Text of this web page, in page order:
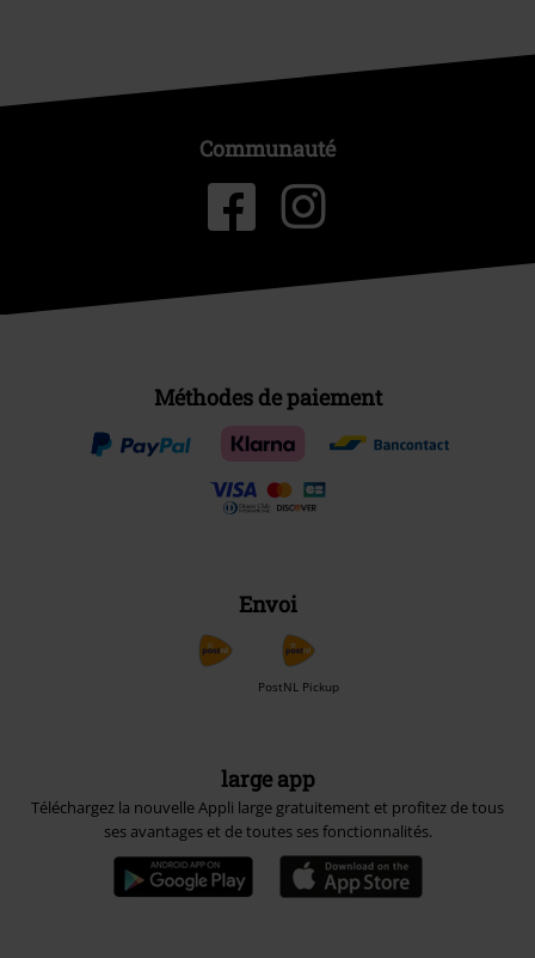
Communauté
Méthodes de paiement
Envoi
PostNL Pickup
large app
Téléchargez la nouvelle Appli large gratuitement et profitez de tous
ses avantages et de toutes ses fonctionnalités.